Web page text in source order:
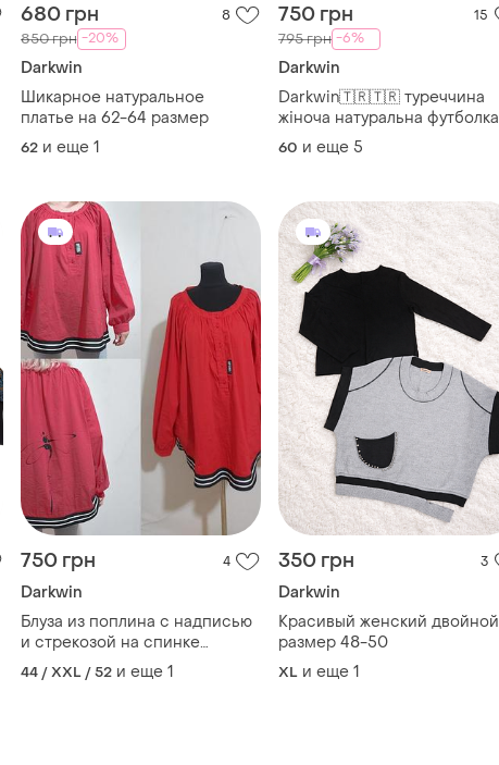
680 грн 8
850 грн -20%
Darkwin
Шикарное натуральное
платье на 62-64 размер
62 и еще 1
750 грн 15
795 грн -6%
Darkwin
Darkwin🇹🇷🇹🇷 туреччина
жіноча натуральна футболка
суперрбатал *віскоза*
60 и еще 5
750 грн 4
Darkwin
Блуза из поплина с надписью
и стрекозой на спинке
darkwin
44 / XXL / 52 и еще 1
350 грн 3
Darkwin
Красивый женский двойной
размер 48-50
XL и еще 1